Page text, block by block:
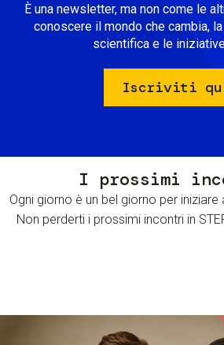
È una newsletter, ma non come le
conoscere il mondo che cambia,
scientifica e le iniziative
Iscriviti
I prossimi
Ogni giorno è un bel giorno per
Non perderti i prossimi incontri in